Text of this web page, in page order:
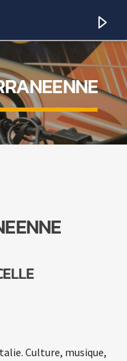
Culture, musique,